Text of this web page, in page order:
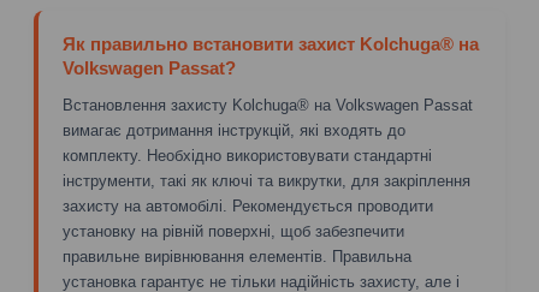
Як правильно встановити захист Kolchuga® на
Volkswagen Passat?
Встановлення захисту Kolchuga® на Volkswagen Passat
вимагає дотримання інструкцій, які входять до
комплекту. Необхідно використовувати стандартні
інструменти, такі як ключі та викрутки, для закріплення
захисту на автомобілі. Рекомендується проводити
установку на рівній поверхні, щоб забезпечити
правильне вирівнювання елементів. Правильна
установка гарантує не тільки надійність захисту, але і